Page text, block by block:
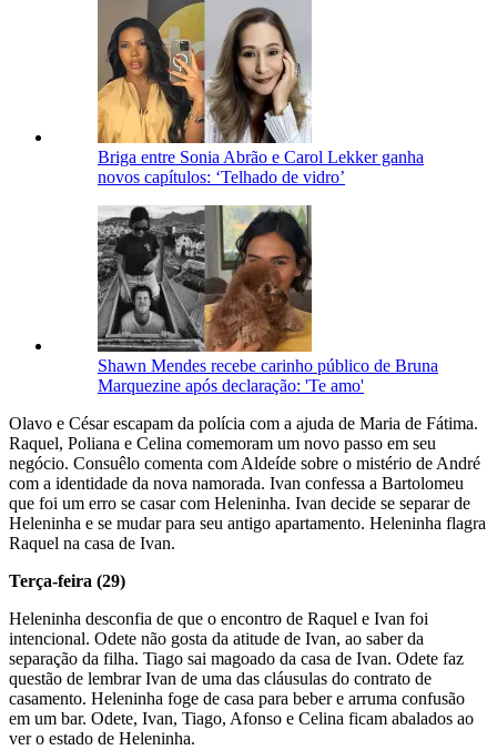
Briga entre Sonia Abrão e Carol Lekker ganha
novos capítulos: ‘Telhado de vidro’
Shawn Mendes recebe carinho público de Bruna
Marquezine após declaração: 'Te amo'
Olavo e César escapam da polícia com a ajuda de Maria de Fátima.
Raquel, Poliana e Celina comemoram um novo passo em seu
negócio. Consuêlo comenta com Aldeíde sobre o mistério de André
com a identidade da nova namorada. Ivan confessa a Bartolomeu
que foi um erro se casar com Heleninha. Ivan decide se separar de
Heleninha e se mudar para seu antigo apartamento. Heleninha flagra
Raquel na casa de Ivan.
Terça-feira (29)
Heleninha desconfia de que o encontro de Raquel e Ivan foi
intencional. Odete não gosta da atitude de Ivan, ao saber da
separação da filha. Tiago sai magoado da casa de Ivan. Odete faz
questão de lembrar Ivan de uma das cláusulas do contrato de
casamento. Heleninha foge de casa para beber e arruma confusão
em um bar. Odete, Ivan, Tiago, Afonso e Celina ficam abalados ao
ver o estado de Heleninha.